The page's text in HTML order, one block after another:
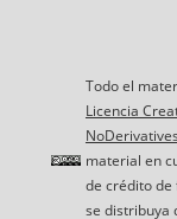
Todo el
Licencia
material en
de crédito de
se distribuya